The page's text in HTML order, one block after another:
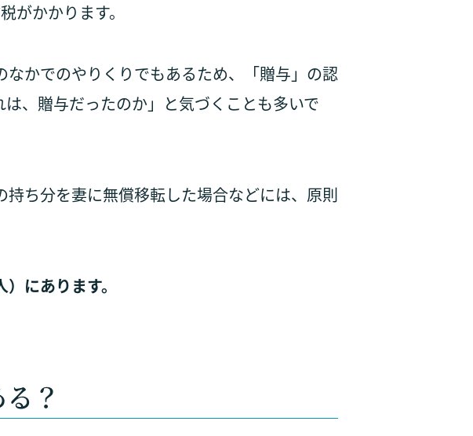
がかかります。
かでのやりくりでもあるため、「贈与」の認
、贈与だったのか」と気づくことも多いで
ち分を妻に無償移転した場合などには、原則
にあります。
？